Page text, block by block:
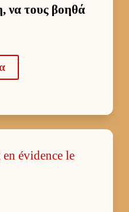
να τους βοηθά